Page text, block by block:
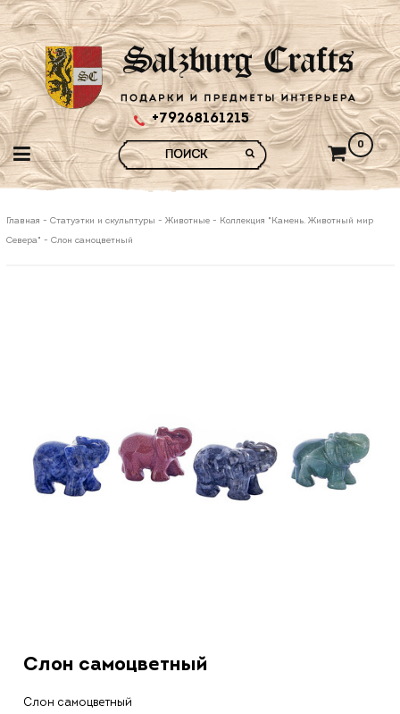
+79268161215
0
Главная - Статуэтки и скульптуры - Животные - Коллекция "Камень. Животный мир
Севера" - Слон самоцветный
Слон самоцветный
Слон самоцветный